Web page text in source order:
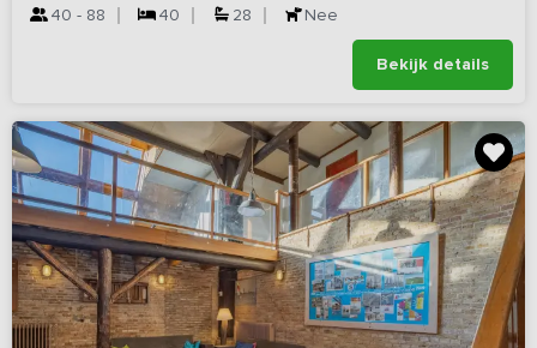
40 - 88 40 28 Nee
Bekijk details